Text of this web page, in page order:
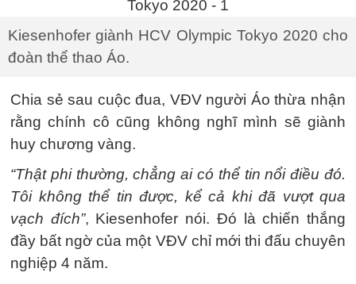
Kiesenhofer giành HCV Olympic Tokyo 2020 cho
đoàn thể thao Áo.
Chia sẻ sau cuộc đua, VĐV người Áo thừa nhận
rằng chính cô cũng không nghĩ mình sẽ giành
huy chương vàng.
“Thật phi thường, chẳng ai có thể tin nổi điều đó.
Tôi không thể tin được, kể cả khi đã vượt qua
vạch đích”, Kiesenhofer nói. Đó là chiến thắng
đầy bất ngờ của một VĐV chỉ mới thi đấu chuyên
nghiệp 4 năm.